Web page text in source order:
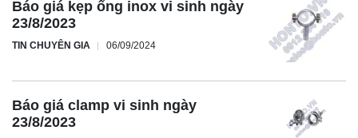
Báo giá kẹp ống inox vi sinh ngày
23/8/2023
TIN CHUYÊN GIA 06/09/2024
Báo giá clamp vi sinh ngày
23/8/2023